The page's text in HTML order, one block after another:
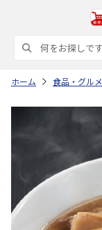
ホーム 食品・グル